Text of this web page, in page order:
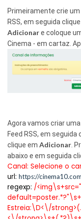
Primeiramente crie um
RSS, em seguida
Adicionare coloque
Cinema - em cartaz.
Agora vamos criar
Feed RSS, em seguida
clique em Adicionar .
abaixo e em seguida
Canal: Selecione o
url: https://
regexp: /
Estreia:\D<\/